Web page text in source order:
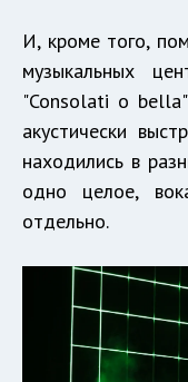
И, кроме того,
музыкальных
"Consolati o
акустически
находились в
одно целое,
отдельно.